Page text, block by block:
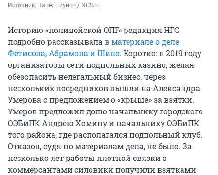
Источник: Павел Тиунов / NGS.ru
Историю «полицейской ОПГ» редакция НГС
подробно рассказывала в материале о деле
Фетисова, Абрамова и Шило. Коротко: в 2019 году
организаторы сети подпольных казино, желая
обезопасить нелегальный бизнес, через
нескольких посредников вышли на Александра
Умерова с предложением о «крыше» за взятки.
Умеров предложил долю начальнику городского
ОЭБиПК Андрею Хомину и начальнику ОЭБиПК
того района, где располагался подпольный клуб.
Отказов, судя по материалам дела, не было. За
несколько лет работы плотной связки с
коммерсантами силовики получили взятками